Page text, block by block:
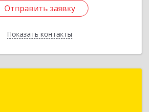
Отправить заявку
Показать контакты
Отправить заявку
Назад